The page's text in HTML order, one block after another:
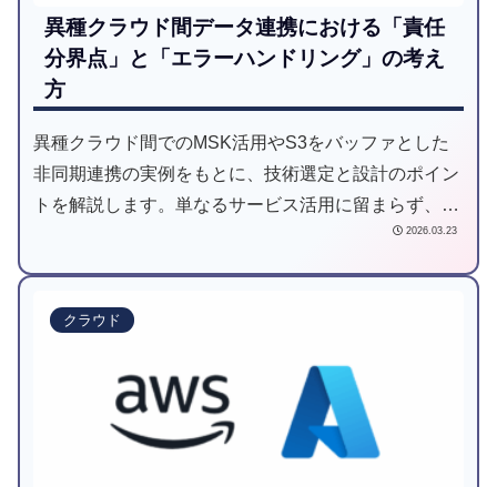
異種クラウド間データ連携における「責任
分界点」と「エラーハンドリング」の考え
方
異種クラウド間でのMSK活用やS3をバッファとした
非同期連携の実例をもとに、技術選定と設計のポイン
トを解説します。単なるサービス活用に留まらず、コ
スト制約やネットワーク境界を踏まえた『責任分界
2026.03.23
クラウド